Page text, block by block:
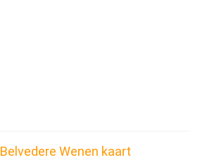
Belvedere Wenen kaart